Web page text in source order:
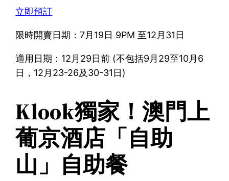
立即預訂
限時開賣日期：7月19日 9PM 至12月31日
適用日期：12月29日前 (不包括9月29至10月6
日，12月23-26及30-31日)
Klook獨家！澳門上
葡京酒店「自助
山」自助餐